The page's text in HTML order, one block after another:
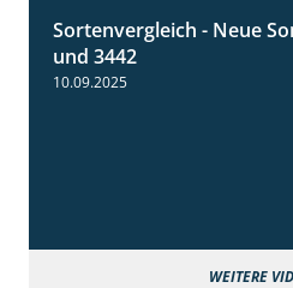
Sortenvergleich - Neue
und 3442
10.09.2025
WEITERE